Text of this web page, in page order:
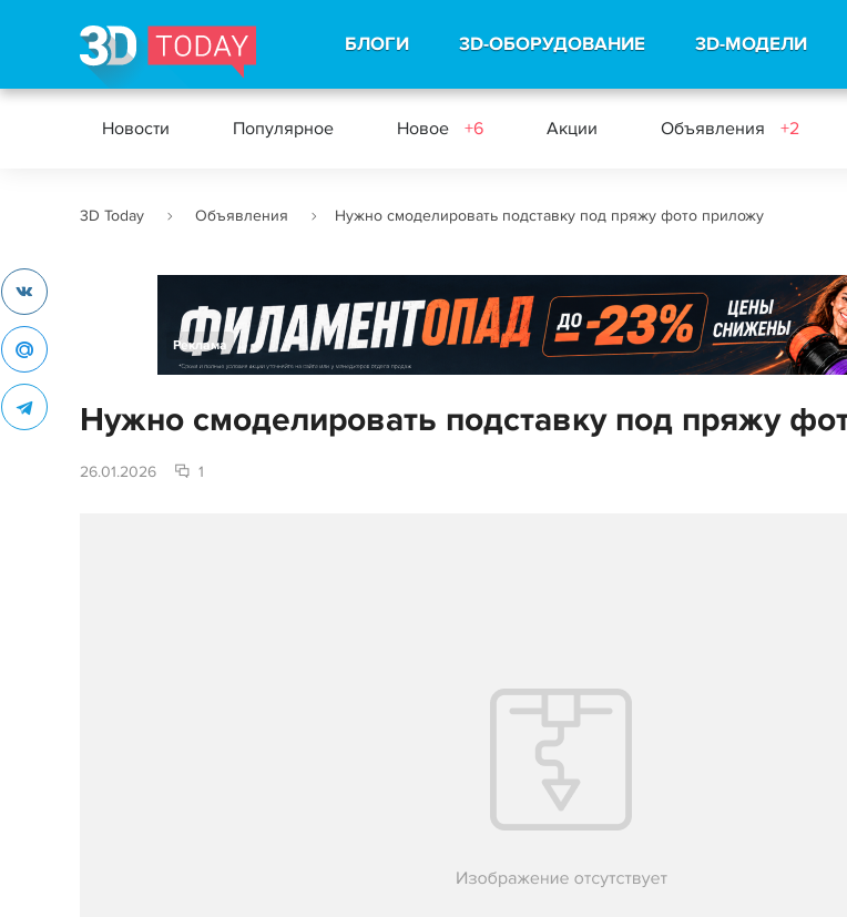
БЛОГИ 3D-ОБОРУДОВАНИЕ 3D-МОДЕЛИ
Новости Популярное Новое +6 Акции Объявления +2
3D Today Объявления Нужно смоделировать подставку под пряжу фото приложу
Реклама
Нужно смоделировать подставку под пряжу
26.01.2026 1